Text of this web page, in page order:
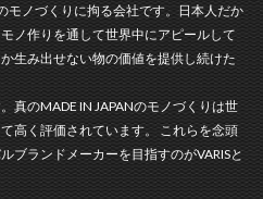
ノづくりに拘る会社です。日本人だか
ノ作りを通して世界中にアピールして
生み出せない物の価値を提供し続けた
のMADE IN JAPANのモノづくりは世
高く評価されています。 これらを念頭
ブランドメーカーを目指すのがVARISと